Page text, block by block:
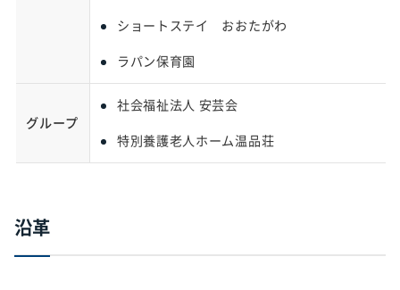
ショートステイ おおたがわ
ラパン保育園
グループ
社会福祉法人 安芸会
特別養護老人ホーム温品荘
沿革